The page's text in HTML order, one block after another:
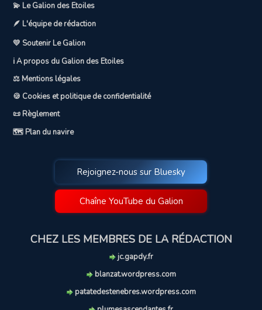
💫 Le Galion des Etoiles
🪶 L'équipe de rédaction
💛 Soutenir Le Galion
ℹ️ A propos du Galion des Etoiles
⚖️ Mentions légales
🍪 Cookies et politique de confidentialité
📜 Règlement
🗺️ Plan du navire
Rejoignez-nous sur Bluesky
Chaîne YouTube du Galion
CHEZ LES MEMBRES DE LA RÉDACTION
jc.gapdy.fr
blanzat.wordpress.com
patatedestenebres.wordpress.com